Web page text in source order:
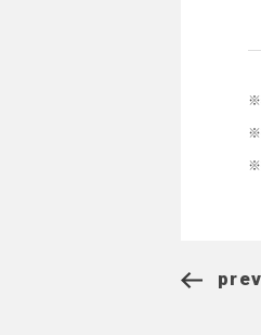
※
※
※
prev